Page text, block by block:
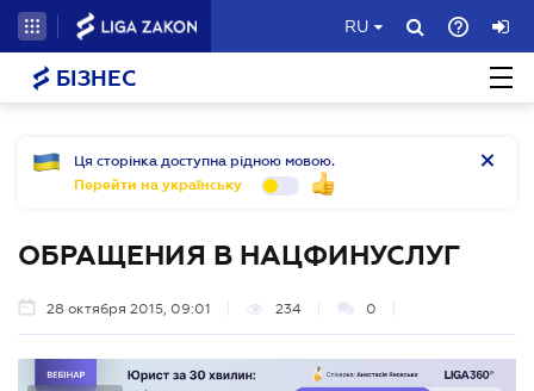
RU
БІЗНЕС
Ця сторінка доступна рідною мовою.
Перейти на українську
ОБРАЩЕНИЯ В НАЦФИНУСЛУГ
28 октября 2015, 09:01 234 0